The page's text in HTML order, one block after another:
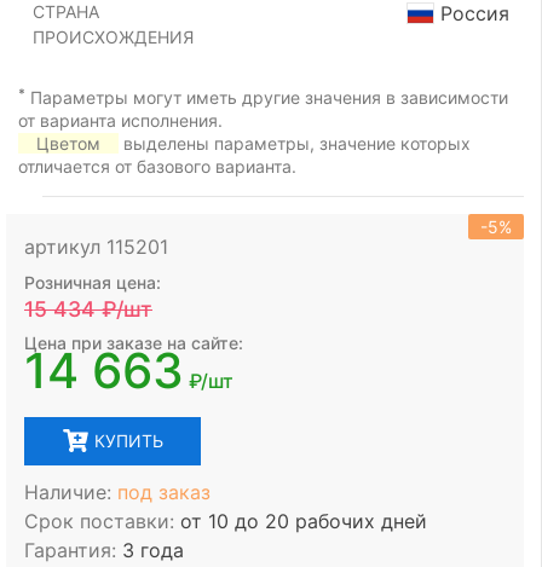
СТРАНА
ПРОИСХОЖДЕНИЯ
Россия
* Параметры могут иметь другие значения в зависимости
от варианта исполнения.
Цветом
выделены параметры, значение которых
отличается от базового варианта.
артикул 115201
-5%
Розничная цена:
15 434₽/шт
Цена при заказе на сайте:
14 663 ₽/шт
КУПИТЬ
Наличие: под заказ
Срок поставки: от 10 до 20 рабочих дней
Гарантия: 3 года